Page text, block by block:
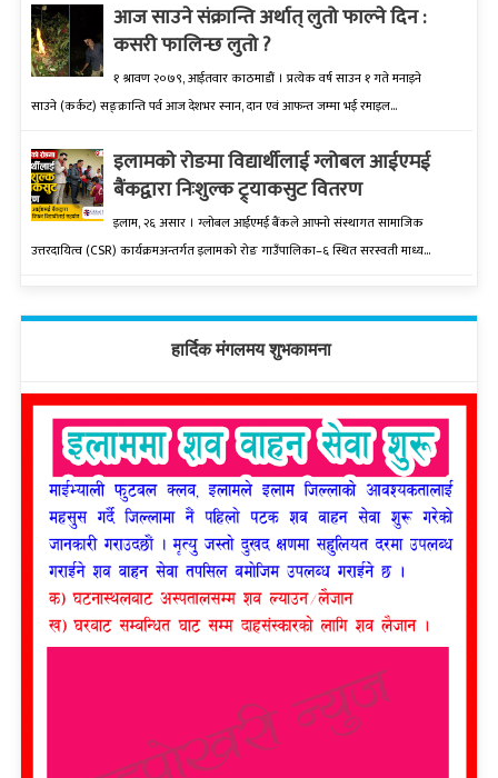
आज साउने संक्रान्ति अर्थात् लुतो फाल्ने दिन :
कसरी फालिन्छ लुतो ?
१ श्रावण २०७९, आईतवार काठमाडौं । प्रत्येक वर्ष साउन १ गते मनाइने
साउने (कर्कट) सङ्क्रान्ति पर्व आज देशभर स्नान, दान एवं आफन्त जम्मा भई रमाइल...
इलामकाे राेङमा विद्यार्थीलाई ग्लोबल आईएमई
बैंकद्वारा निःशुल्क ट्र्याकसुट वितरण
इलाम, २६ असार । ग्लोबल आईएमई बैंकले आफ्नो संस्थागत सामाजिक
उत्तरदायित्व (CSR) कार्यक्रमअन्तर्गत इलामको रोङ गाउँपालिका–६ स्थित सरस्वती माध्य...
हार्दिक मंगलमय शुभकामना